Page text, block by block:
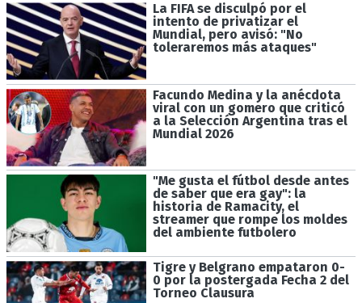
La FIFA se disculpó por el
intento de privatizar el
Mundial, pero avisó: "No
toleraremos más ataques"
Facundo Medina y la anécdota
viral con un gomero que criticó
a la Selección Argentina tras el
Mundial 2026
"Me gusta el fútbol desde antes
de saber que era gay": la
historia de Ramacity, el
streamer que rompe los moldes
del ambiente futbolero
Tigre y Belgrano empataron 0-
0 por la postergada Fecha 2 del
Torneo Clausura